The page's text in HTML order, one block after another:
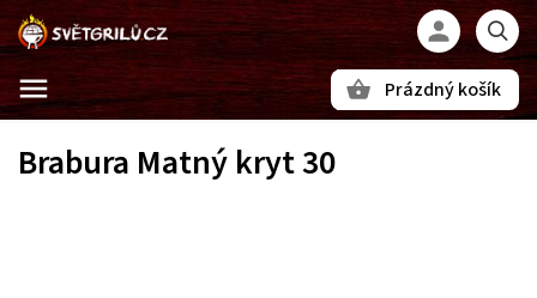
Prázdný košík
Brabura Matný kryt 30